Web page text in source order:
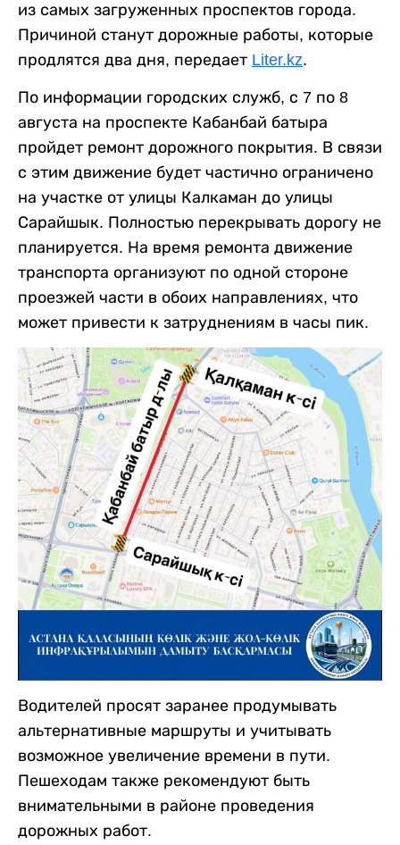
из самых загруженных проспектов города.
Причиной станут дорожные работы, которые
продлятся два дня, передает Liter.kz.
По информации городских служб, с 7 по 8
августа на проспекте Кабанбай батыра
пройдет ремонт дорожного покрытия. В связи
с этим движение будет частично ограничено
на участке от улицы Калкаман до улицы
Сарайшык. Полностью перекрывать дорогу не
планируется. На время ремонта движение
транспорта организуют по одной стороне
проезжей части в обоих направлениях, что
может привести к затруднениям в часы пик.
Водителей просят заранее продумывать
альтернативные маршруты и учитывать
возможное увеличение времени в пути.
Пешеходам также рекомендуют быть
внимательными в районе проведения
дорожных работ.